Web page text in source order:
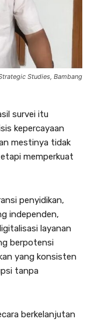
Studies, Bambang
survei itu
kepercayaan
mestinya tidak
memperkuat
penyidikan,
independen,
layanan
berpotensi
yang konsisten
tanpa
berkelanjutan